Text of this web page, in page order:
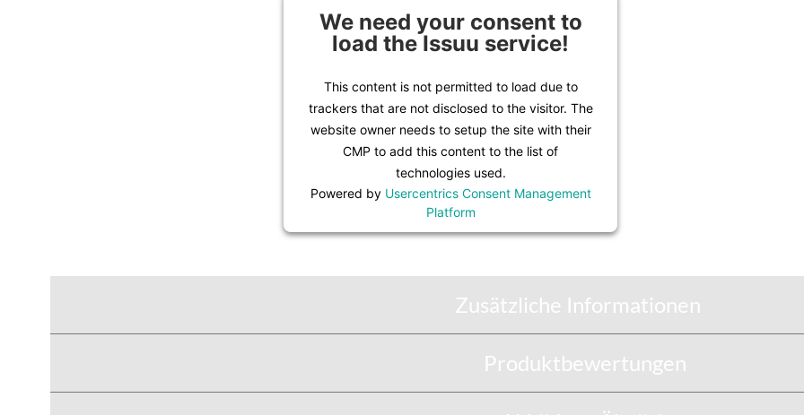
We need your consent to
load the Issuu service!
This content is not permitted to load due to
trackers that are not disclosed to the visitor. The
website owner needs to setup the site with their
CMP to add this content to the list of
technologies used.
Powered by Usercentrics Consent Management
Platform
Zusätzliche Informationen
Produktbewertungen